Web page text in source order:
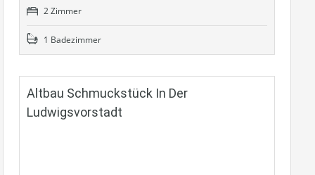
2 Zimmer
1 Badezimmer
Altbau Schmuckstück In Der
Ludwigsvorstadt